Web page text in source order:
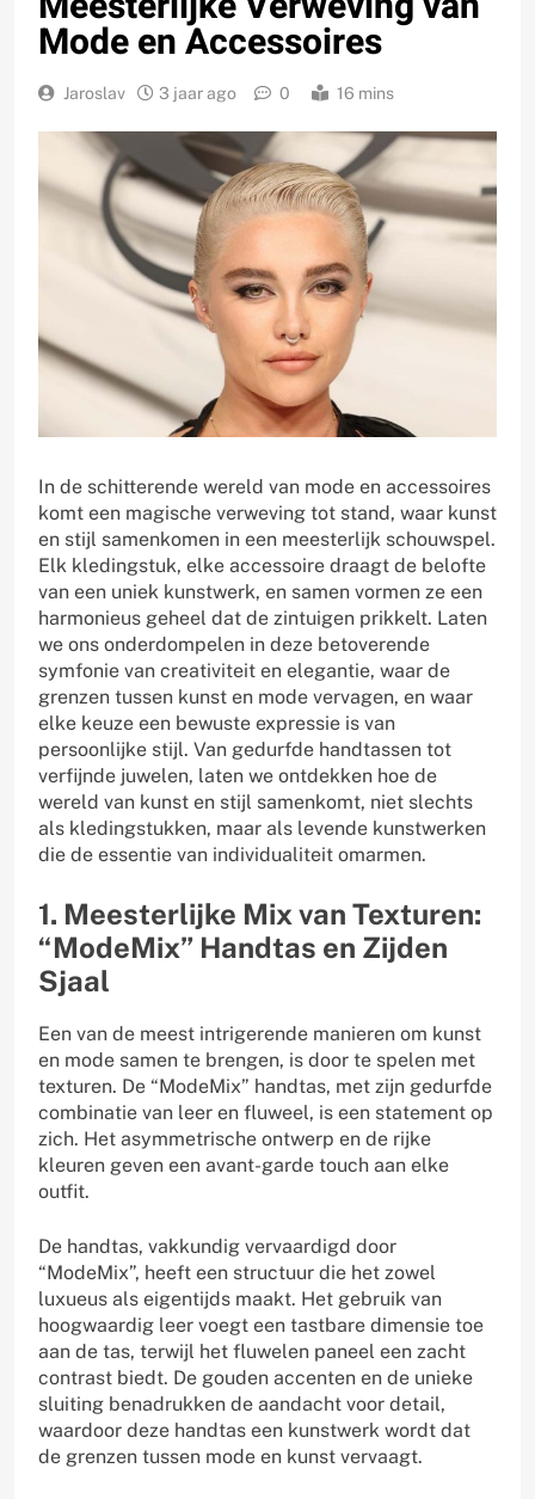
Mode en Accessoires
Jaroslav 3 jaar ago 0 16 mins
In de schitterende wereld van mode en accessoires
komt een magische verweving tot stand, waar kunst
en stijl samenkomen in een meesterlijk schouwspel.
Elk kledingstuk, elke accessoire draagt de belofte
van een uniek kunstwerk, en samen vormen ze een
harmonieus geheel dat de zintuigen prikkelt. Laten
we ons onderdompelen in deze betoverende
symfonie van creativiteit en elegantie, waar de
grenzen tussen kunst en mode vervagen, en waar
elke keuze een bewuste expressie is van
persoonlijke stijl. Van gedurfde handtassen tot
verfijnde juwelen, laten we ontdekken hoe de
wereld van kunst en stijl samenkomt, niet slechts
als kledingstukken, maar als levende kunstwerken
die de essentie van individualiteit omarmen.
1. Meesterlijke Mix van Texturen:
“ModeMix” Handtas en Zijden
Sjaal
Een van de meest intrigerende manieren om kunst
en mode samen te brengen, is door te spelen met
texturen. De “ModeMix” handtas, met zijn gedurfde
combinatie van leer en fluweel, is een statement op
zich. Het asymmetrische ontwerp en de rijke
kleuren geven een avant-garde touch aan elke
outfit.
De handtas, vakkundig vervaardigd door
“ModeMix”, heeft een structuur die het zowel
luxueus als eigentijds maakt. Het gebruik van
hoogwaardig leer voegt een tastbare dimensie toe
aan de tas, terwijl het fluwelen paneel een zacht
contrast biedt. De gouden accenten en de unieke
sluiting benadrukken de aandacht voor detail,
waardoor deze handtas een kunstwerk wordt dat
de grenzen tussen mode en kunst vervaagt.